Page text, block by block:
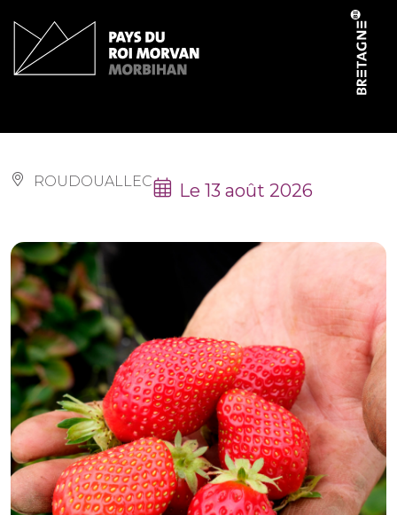
ROUDOUALLEC Le 13 août 2026